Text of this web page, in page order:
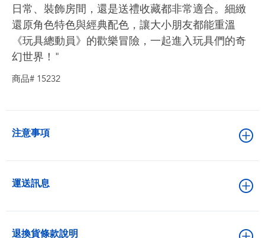
日常、裝飾房間，還是送禮收藏都非常適合。細緻
還原角色特色與經典配色，讓大小朋友都能重溫
《玩具總動員》的歡樂冒險，一起進入玩具們的奇
幻世界！"
商品# 15232
注意事項
運送訊息
退換貨條款說明